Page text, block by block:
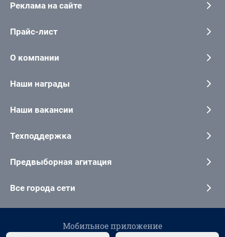
Реклама на сайте
Прайс-лист
О компании
Наши награды
Наши вакансии
Техподдержка
Предвыборная агитация
Все города сети
Мобильное приложение